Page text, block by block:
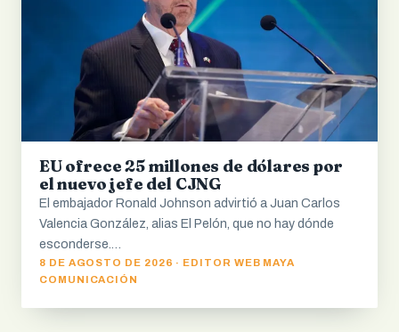
EU ofrece 25 millones de dólares por
el nuevo jefe del CJNG
El embajador Ronald Johnson advirtió a Juan Carlos
Valencia González, alias El Pelón, que no hay dónde
esconderse.…
8 DE AGOSTO DE 2026 · EDITOR WEB MAYA
COMUNICACIÓN